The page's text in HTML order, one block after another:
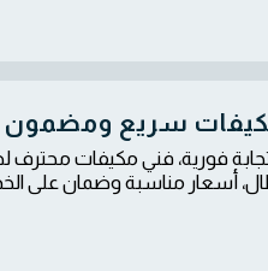
سريع ومضمون
فورية، فني مكيفات محترف
أسعار مناسبة وضمان على